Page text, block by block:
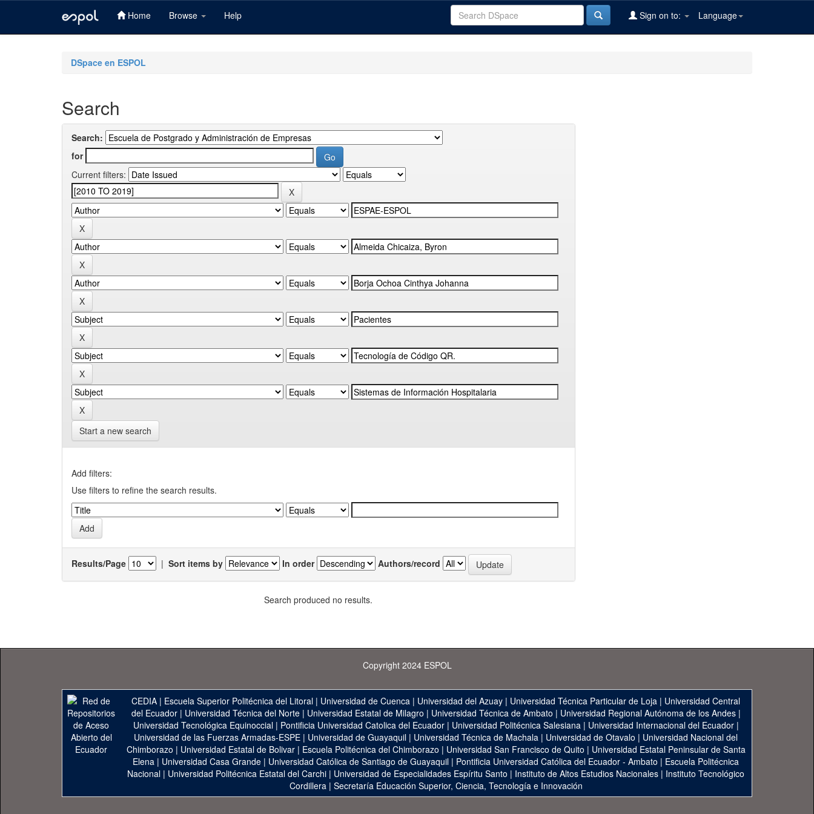
Home Browse Help Language
Sign on to:
DSpace en ESPOL
Search
Search:
for
Current filters:
Start a new search
Add filters:
Use filters to refine the search results.
Results/Page | Sort items by In order Authors/record
Search produced no results.
Copyright 2024 ESPOL
CEDIA | Escuela Superior Politécnica del Litoral | Universidad de Cuenca | Universidad del Azuay | Universidad Técnica Particular de Loja | Universidad Central
del Ecuador| Universidad Técnica del Norte| Universidad Estatal de Milagro | Universidad Técnica de Ambato | Universidad Regional Autónoma de los Andes|
Universidad Tecnológica Equinoccial| Pontificia Universidad Catolica del Ecuador| Universidad Politécnica Salesiana| Universidad Internacional del Ecuador|
Universidad de las Fuerzas Armadas-ESPE | Universidad de Guayaquil | Universidad Técnica de Machala | Universidad de Otavalo | Universidad Nacional del
Chimborazo | Universidad Estatal de Bolivar| Escuela Politécnica del Chimborazo | Universidad San Francisco de Quito | Universidad Estatal Peninsular de Santa
Elena | Universidad Casa Grande | Universidad Católica de Santiago de Guayaquil | Pontificia Universidad Católica del Ecuador - Ambato | Escuela Politécnica
Nacional | Universidad Politécnica Estatal del Carchi | Universidad de Especialidades Espíritu Santo | Instituto de Altos Estudios Nacionales | Instituto Tecnológico
Cordillera| Secretaría Educación Superior, Ciencia, Tecnología e Innovación